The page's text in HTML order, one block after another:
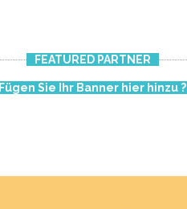
FEATURED PARTNER
Fügen Sie Ihr Banner hier hinzu ?